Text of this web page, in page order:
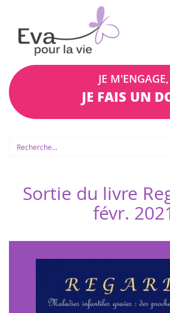
JE M'ENGAGE,
JE FAIS UN
Sortie du livre
févr.